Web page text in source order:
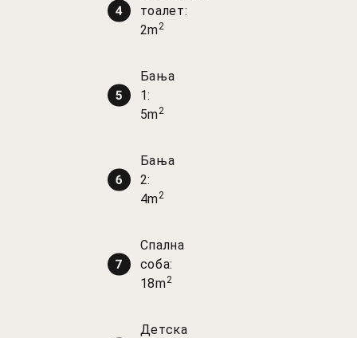
тоалет:
2m2
Бања
1:
5m2
Бања
2:
4m2
Спална
соба:
18m2
Детска